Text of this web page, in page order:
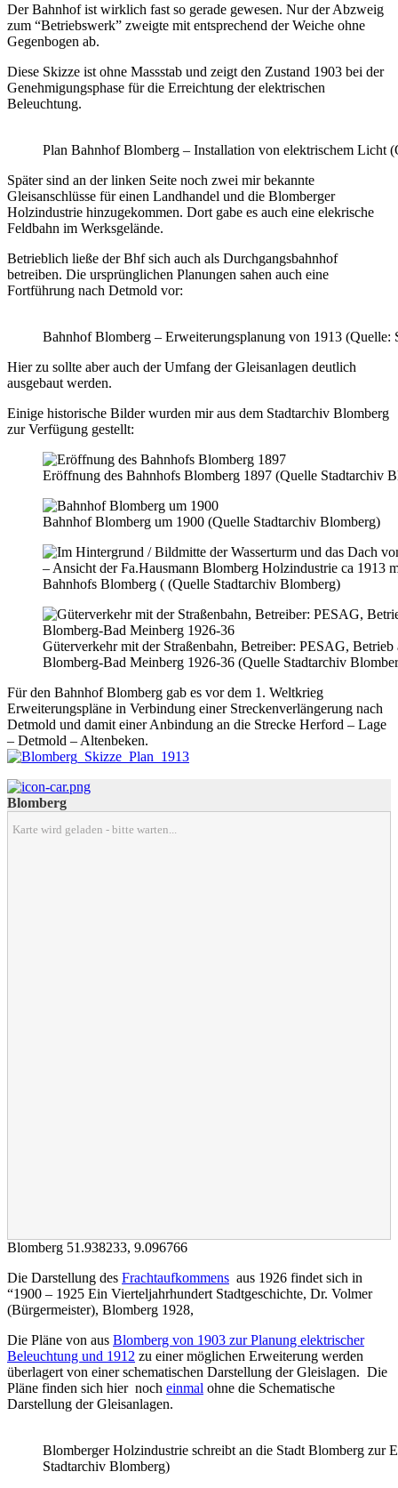
Der Bahnhof ist wirklich fast so gerade gewesen. Nur der Abzweig
zum “Betriebswerk” zweigte mit entsprechend der Weiche ohne
Gegenbogen ab.
Diese Skizze ist ohne Massstab und zeigt den Zustand 1903 bei der
Genehmigungsphase für die Erreichtung der elektrischen
Beleuchtung.
Plan Bahnhof Blomberg – Installation von elektrischem Licht
Später sind an der linken Seite noch zwei mir bekannte
Gleisanschlüsse für einen Landhandel und die Blomberger
Holzindustrie hinzugekommen. Dort gabe es auch eine elekrische
Feldbahn im Werksgelände.
Betrieblich ließe der Bhf sich auch als Durchgangsbahnhof
betreiben. Die ursprünglichen Planungen sahen auch eine
Fortführung nach Detmold vor:
Bahnhof Blomberg – Erweiterungsplanung von 1913 (Quelle:
Hier zu sollte aber auch der Umfang der Gleisanlagen deutlich
ausgebaut werden.
Einige historische Bilder wurden mir aus dem Stadtarchiv Blomberg
zur Verfügung gestellt:
Eröffnung des Bahnhofs Blomberg 1897 (Quelle Stadtarchiv
Bahnhof Blomberg um 1900 (Quelle Stadtarchiv Blomberg)
– Ansicht der Fa.Hausmann Blomberg Holzindustrie ca 1913
Bahnhofs Blomberg ( (Quelle Stadtarchiv Blomberg)
Güterverkehr mit der Straßenbahn, Betreiber: PESAG, Betrieb
Blomberg-Bad Meinberg 1926-36 (Quelle Stadtarchiv
Für den Bahnhof Blomberg gab es vor dem 1. Weltkrieg
Erweiterungspläne in Verbindung einer Streckenverlängerung nach
Detmold und damit einer Anbindung an die Strecke Herford – Lage
– Detmold – Altenbeken.
Blomberg
Karte wird geladen - bitte warten...
Blomberg 51.938233, 9.096766
Die Darstellung des Frachtaufkommens aus 1926 findet sich in
“1900 – 1925 Ein Vierteljahrhundert Stadtgeschichte, Dr. Volmer
(Bürgermeister), Blomberg 1928,
Die Pläne von aus Blomberg von 1903 zur Planung elektrischer
Beleuchtung und 1912 zu einer möglichen Erweiterung werden
überlagert von einer schematischen Darstellung der Gleislagen. Die
Pläne finden sich hier noch einmal ohne die Schematische
Darstellung der Gleisanlagen.
Blomberger Holzindustrie schreibt an die Stadt Blomberg zur
Stadtarchiv Blomberg)